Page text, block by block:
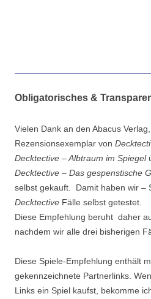
Obligatorisches &
Vielen Dank an den Abacus
Rezensionsexemplar von
Decktective – Albtraum im Spiegel
Decktective – Das gespenstische
selbst gekauft. Damit haben wir –
Decktective Fälle selbst getestet.
Diese Empfehlung beruht daher
nachdem wir alle drei bisherigen
Diese Spiele-Empfehlung enthält
gekennzeichnete Partnerlinks.
Links ein Spiel kaufst, bekomme